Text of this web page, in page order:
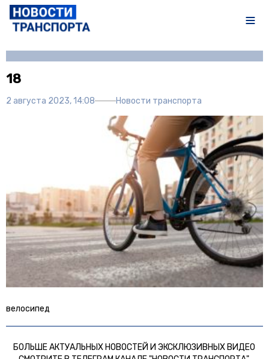
18
2 августа 2023, 14:08 Новости транспорта
велосипед
БОЛЬШЕ АКТУАЛЬНЫХ НОВОСТЕЙ И ЭКСКЛЮЗИВНЫХ ВИДЕО